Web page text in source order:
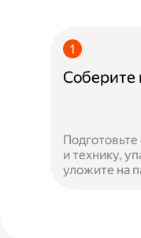
Соберите
и технику,
уложите на